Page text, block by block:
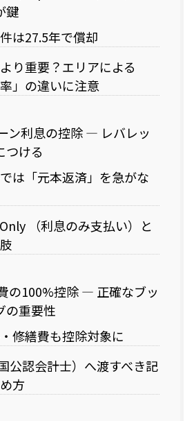
鍵
は27.5年で償却
り重要？エリアによる
率」の違いに注意
ン利息の控除 — レバレッ
つける
は「元本返済」を急がな
（利息のみ支払い）と
の100%控除 — 正確なブッ
の重要性
修繕費も控除対象に
公認会計士）へ渡すべき記
方